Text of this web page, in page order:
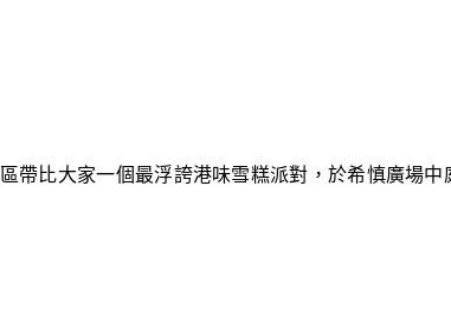
帶比大家一個最浮誇港味雪糕派對，於希慎廣場